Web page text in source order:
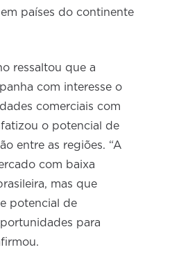
países do continente
ressaltou que a
com interesse o
comerciais com
o potencial de
entre as regiões. “A
com baixa
mas que
potencial de
para